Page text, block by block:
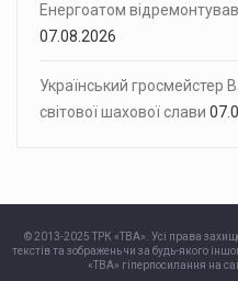
Енергоатом
07.08.2026
Український гросмейстер
світової шахової слави
© 2013-2025 ТРК «ТВА». Усі права
текстів та зображень чи за будь-якого
«ТВА» гіперпосилання на